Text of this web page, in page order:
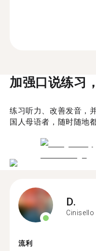
加强口说练习
练习听力、改善发音，
国人母语者，随时随地
D.
流利